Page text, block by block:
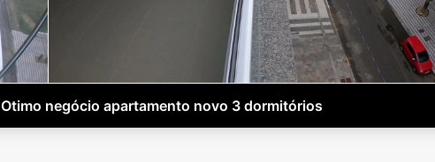
Otimo negócio apartamento novo 3 dormitórios